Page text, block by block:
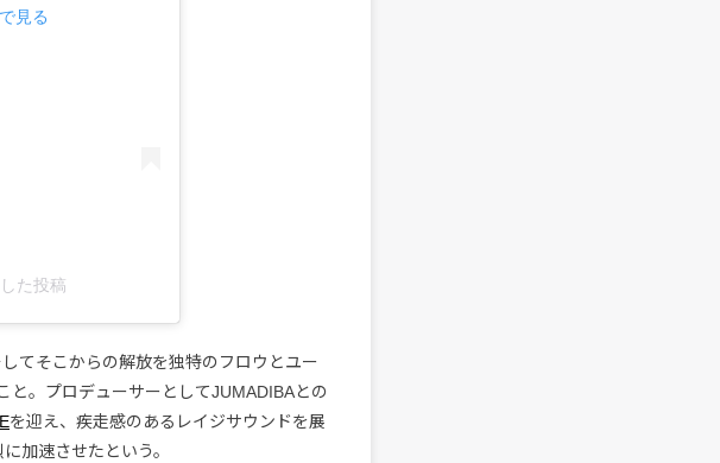
見る
た投稿
てそこからの解放を独特のフロウとユー
と。プロデューサーとしてJUMADIBAとの
を迎え、疾走感のあるレイジサウンドを展
加速させたという。